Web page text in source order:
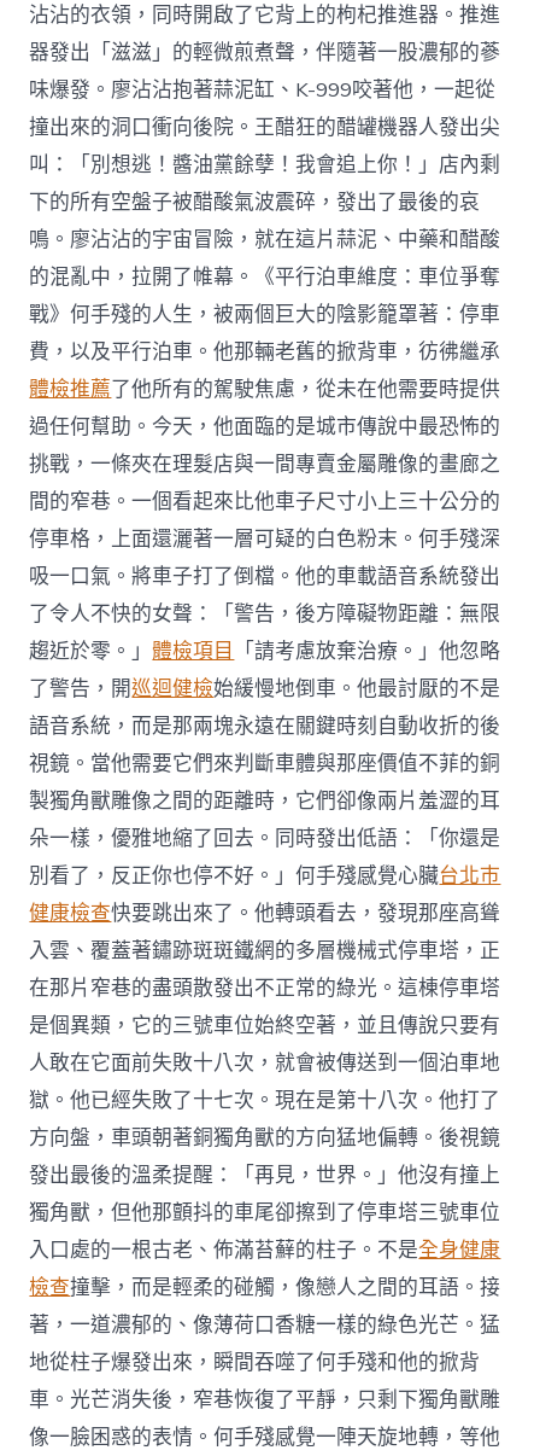
沾沾的衣領，同時開啟了它背上的枸杞推進器。推進
器發出「滋滋」的輕微煎煮聲，伴隨著一股濃郁的蔘
味爆發。廖沾沾抱著蒜泥缸、K-999咬著他，一起從
撞出來的洞口衝向後院。王醋狂的醋罐機器人發出尖
叫：「別想逃！醬油黨餘孽！我會追上你！」店內剩
下的所有空盤子被醋酸氣波震碎，發出了最後的哀
鳴。廖沾沾的宇宙冒險，就在這片蒜泥、中藥和醋酸
的混亂中，拉開了帷幕。《平行泊車維度：車位爭奪
戰》何手殘的人生，被兩個巨大的陰影籠罩著：停車
費，以及平行泊車。他那輛老舊的掀背車，彷彿繼承
體檢推薦了他所有的駕駛焦慮，從未在他需要時提供
過任何幫助。今天，他面臨的是城市傳說中最恐怖的
挑戰，一條夾在理髮店與一間專賣金屬雕像的畫廊之
間的窄巷。一個看起來比他車子尺寸小上三十公分的
停車格，上面還灑著一層可疑的白色粉末。何手殘深
吸一口氣。將車子打了倒檔。他的車載語音系統發出
了令人不快的女聲：「警告，後方障礙物距離：無限
趨近於零。」體檢項目
「請考慮放棄治療。」他忽略
了警告，開巡迴健檢始緩慢地倒車。他最討厭的不是
語音系統，而是那兩塊永遠在關鍵時刻自動收折的後
視鏡。當他需要它們來判斷車體與那座價值不菲的銅
製獨角獸雕像之間的距離時，它們卻像兩片羞澀的耳
朵一樣，優雅地縮了回去。同時發出低語：「你還是
別看了，反正你也停不好。」何手殘感覺心臟台北巿
健康檢查快要跳出來了。他轉頭看去，發現那座高聳
入雲、覆蓋著鏽跡斑斑鐵網的多層機械式停車塔，正
在那片窄巷的盡頭散發出不正常的綠光。這棟停車塔
是個異類，它的三號車位始終空著，並且傳說只要有
人敢在它面前失敗十八次，就會被傳送到一個泊車地
獄。他已經失敗了十七次。現在是第十八次。他打了
方向盤，車頭朝著銅獨角獸的方向猛地偏轉。後視鏡
發出最後的溫柔提醒：「再見，世界。」他沒有撞上
獨角獸，但他那顫抖的車尾卻擦到了停車塔三號車位
入口處的一根古老、佈滿苔蘚的柱子。不是全身健康
檢查撞擊，而是輕柔的碰觸，像戀人之間的耳語。接
著，一道濃郁的、像薄荷口香糖一樣的綠色光芒。猛
地從柱子爆發出來，瞬間吞噬了何手殘和他的掀背
車。光芒消失後，窄巷恢復了平靜，只剩下獨角獸雕
像一臉困惑的表情。何手殘感覺一陣天旋地轉，等他